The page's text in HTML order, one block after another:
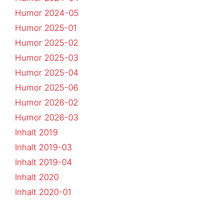
Humor 2024-05
Humor 2025-01
Humor 2025-02
Humor 2025-03
Humor 2025-04
Humor 2025-06
Humor 2026-02
Humor 2026-03
Inhalt 2019
Inhalt 2019-03
Inhalt 2019-04
Inhalt 2020
Inhalt 2020-01